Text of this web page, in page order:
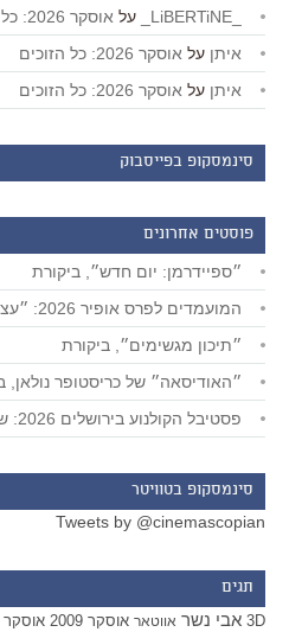
על אוסקר 2026: כל הזוכים
איתן על אוסקר 2026: כל הזוכים
איתן על אוסקר 2026: כל הזוכים
סינמסקופ בפייסבוק
פוסטים אחרונים
״ספיידרמן: יום חדש״, ביקורת
המועמדים לפרס אופיר 2026: ״עצמאות״ מוביל
״תיכון מגשימים״, ביקורת
״האודיסאה״ של כריסטופר נולאן,
פסטיבל הקולנוע בירושלים 2026: שמונה או תשע המלצות
סינמסקופ בטוויטר
Tweets by @cinemascopian
תגים
3D אבי נשר אווטאר אוסקר 2009 אוסקר 2010